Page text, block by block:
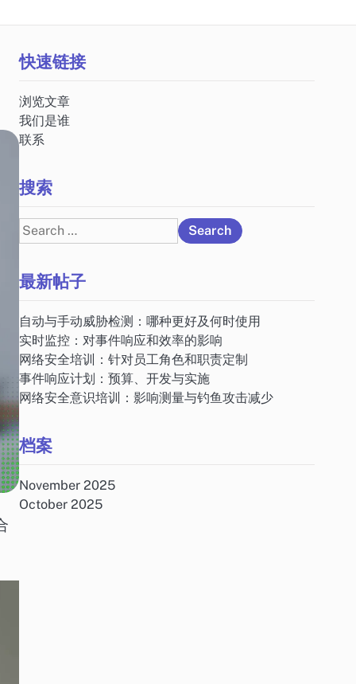
快速链接
浏览文章
我们是谁
联系
搜索
Search
for:
最新帖子
自动与手动威胁检测：哪种更好及何时使用
实时监控：对事件响应和效率的影响
网络安全培训：针对员工角色和职责定制
事件响应计划：预算、开发与实施
网络安全意识培训：影响测量与钓鱼攻击减少
档案
November 2025
October 2025